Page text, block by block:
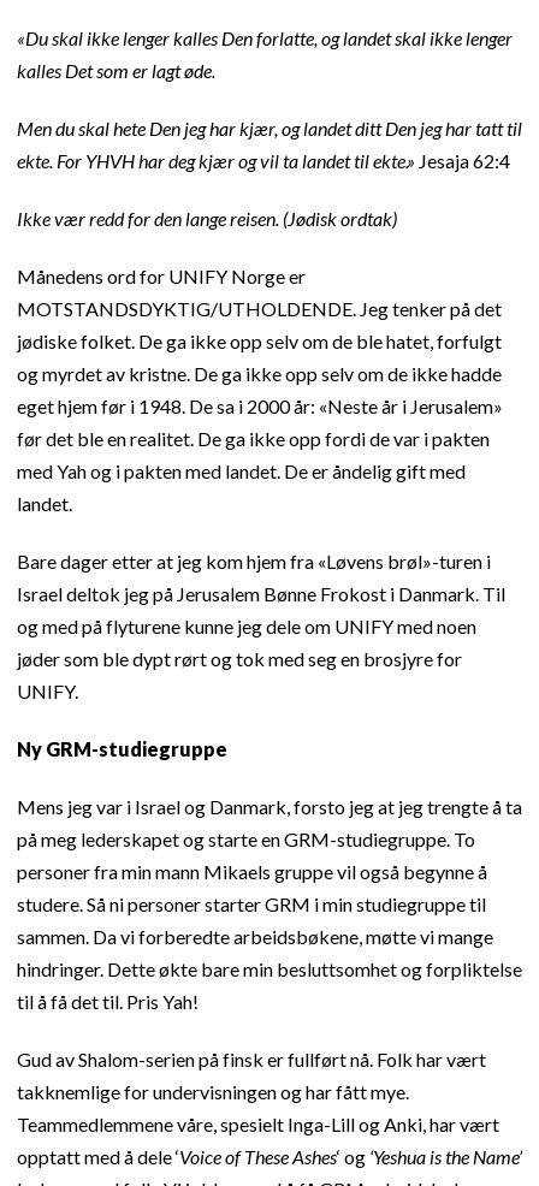
«Du skal ikke lenger kalles Den forlatte, og landet skal ikke lenger
kalles Det som er lagt øde.
Men du skal hete Den jeg har kjær, og landet ditt Den jeg har tatt til
ekte. For YHVH har deg kjær og vil ta landet til ekte.» Jesaja 62:4
Ikke vær redd for den lange reisen. (Jødisk ordtak)
Månedens ord for UNIFY Norge er
MOTSTANDSDYKTIG/UTHOLDENDE. Jeg tenker på det
jødiske folket. De ga ikke opp selv om de ble hatet, forfulgt
og myrdet av kristne. De ga ikke opp selv om de ikke hadde
eget hjem før i 1948. De sa i 2000 år: «Neste år i Jerusalem»
før det ble en realitet. De ga ikke opp fordi de var i pakten
med Yah og i pakten med landet. De er åndelig gift med
landet.
Bare dager etter at jeg kom hjem fra «Løvens brøl»-turen i
Israel deltok jeg på Jerusalem Bønne Frokost i Danmark. Til
og med på flyturene kunne jeg dele om UNIFY med noen
jøder som ble dypt rørt og tok med seg en brosjyre for
UNIFY.
Ny GRM-studiegruppe
Mens jeg var i Israel og Danmark, forsto jeg at jeg trengte å ta
på meg lederskapet og starte en GRM-studiegruppe. To
personer fra min mann Mikaels gruppe vil også begynne å
studere. Så ni personer starter GRM i min studiegruppe til
sammen. Da vi forberedte arbeidsbøkene, møtte vi mange
hindringer. Dette økte bare min besluttsomhet og forpliktelse
til å få det til. Pris Yah!
Gud av Shalom-serien på finsk er fullført nå. Folk har vært
takknemlige for undervisningen og har fått mye.
Teammedlemmene våre, spesielt Inga-Lill og Anki, har vært
opptatt med å dele ‘Voice of These Ashes‘ og ‘Yeshua is the Name’